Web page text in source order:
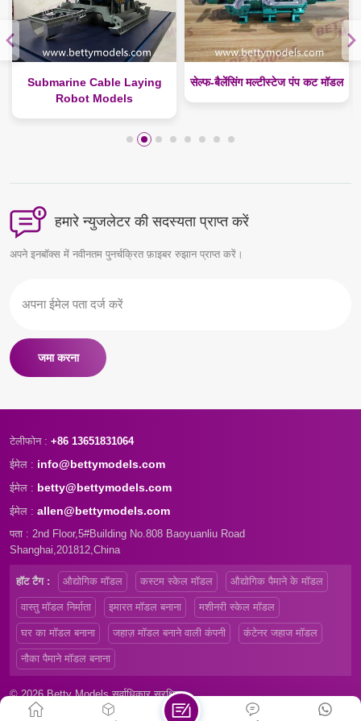
Submarine Cable Laying
Robot Models
सेल्फ-बैलेंसिंग मल्टीस्टेज पंप कट मॉडल
हमारे न्युजलेटर की सदस्यता प्राप्त करें
अपने इनबॉक्स में नवीनतम पुनर्चक्रित फ़ाइबर रुझान प्राप्त करें।
जमा करना
टेलीफोन : +86 13651831064
ईमेल : info@bettymodels.com
ईमेल : betty@bettymodels.com
ईमेल : allen@bettymodels.com
पता : 2nd Floor,5#Building No.808 Baoyuanliu Road
Shanghai,201812,China
हॉट टैग : औद्योगिक मॉडल कस्टम स्केल मॉडल औद्योगिक पैमाने के मॉडल
वास्तु मॉडल निर्माता इमारत मॉडल बनाना मशीनरी स्केल मॉडल
घर का मॉडल बनाना जहाज़ मॉडल बनाने वाली कंपनी कंटेनर जहाज मॉडल
नौका पैमाने मॉडल बनाना
© 2026 Betty Models सर्वाधिकार सुरक्षित
साइट मैप
Privacy Policy |